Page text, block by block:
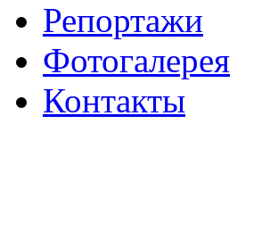
Репортажи
Фотогалерея
Контакты